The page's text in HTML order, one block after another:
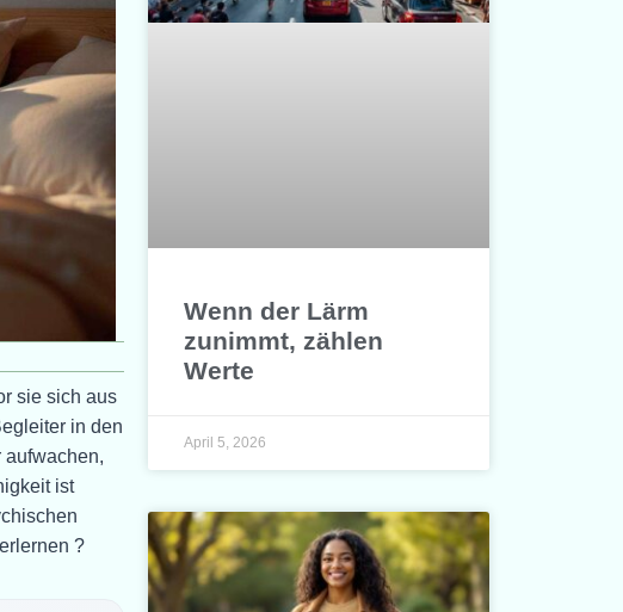
Wenn der Lärm
zunimmt, zählen
Werte
April 5, 2026
sie sich aus
in den
aufwachen,
ist
?